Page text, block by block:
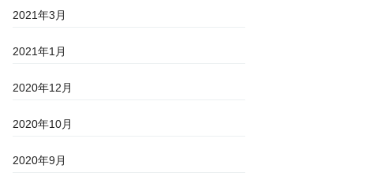
2021年3月
2021年1月
2020年12月
2020年10月
2020年9月